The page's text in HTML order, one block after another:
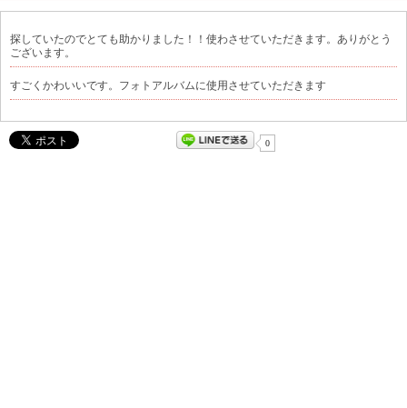
探していたのでとても助かりました！！使わさせていただきます。ありがとう
ございます。
すごくかわいいです。フォトアルバムに使用させていただきます
0